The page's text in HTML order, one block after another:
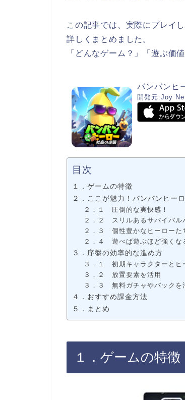
この記事では、実際にプレイ
詳しくまとめました。
「どんなゲーム？」「遊ぶ価
バンバンヒ
開発元:Joy
目次
１．ゲームの特徴
２．ここが魅力！バンバンヒー
２．１ 圧倒的な爽快感！
２．２ スリルあるサバイバル
２．３ 個性豊かなヒーローた
２．４ 遊べば遊ぶほど強くな
３．序盤の効率的な進め方
３．１ 初期キャラクターとヒ
３．２ 放置要素を活用
３．３ 無料ガチャやパックを
４．おすすめ課金方法
５．まとめ
１．ゲームの特徴